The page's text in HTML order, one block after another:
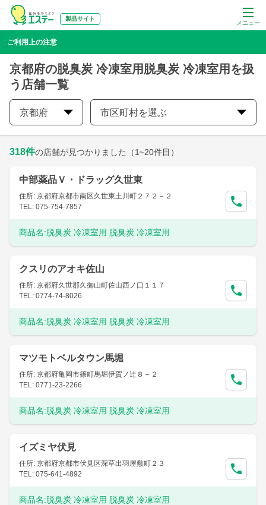
メニュー
製品サイト
ご利用上の注意
京都府の脱臭炭 冷凍室用脱臭炭 冷凍室用を扱
う店舗一覧
京都府 市区町村を選ぶ
318件の店舗が見つかりました （1~20件目）
中部薬品Ｖ・ドラッグ久世東
住所: 京都府京都市南区久世東土川町２７２－２
TEL: 075-754-7857
商品名:脱臭炭 冷凍室用 脱臭炭 冷凍室用
クスリのアオキ佐山
住所: 京都府久世郡久御山町佐山西ノ口１１７
TEL: 0774-74-8026
商品名:脱臭炭 冷凍室用 脱臭炭 冷凍室用
マツモトベルタウン馬堀
住所: 京都府亀岡市篠町馬堀伊賀ノ辻８－２
TEL: 0771-23-2266
商品名:脱臭炭 冷凍室用 脱臭炭 冷凍室用
イズミヤ伏見
住所: 京都府京都市伏見区深草出羽屋敷町２３
TEL: 075-641-4892
商品名:脱臭炭 冷凍室用 脱臭炭 冷凍室用